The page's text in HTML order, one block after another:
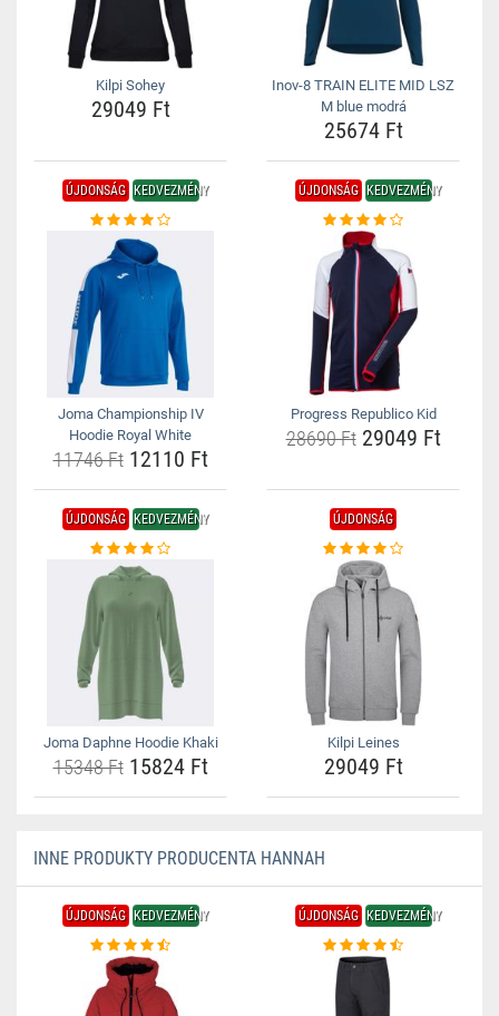
Kilpi Sohey
29049 Ft
Inov-8 TRAIN ELITE MID LSZ
M blue modrá
25674 Ft
ÚJDONSÁG KEDVEZMÉNY
Joma Championship IV
Hoodie Royal White
11746 Ft12110 Ft
ÚJDONSÁG KEDVEZMÉNY
Progress Republico Kid
28690 Ft29049 Ft
ÚJDONSÁG KEDVEZMÉNY
Joma Daphne Hoodie Khaki
15348 Ft15824 Ft
ÚJDONSÁG
Kilpi Leines
29049 Ft
INNE PRODUKTY PRODUCENTA HANNAH
ÚJDONSÁG KEDVEZMÉNY ÚJDONSÁG KEDVEZMÉNY